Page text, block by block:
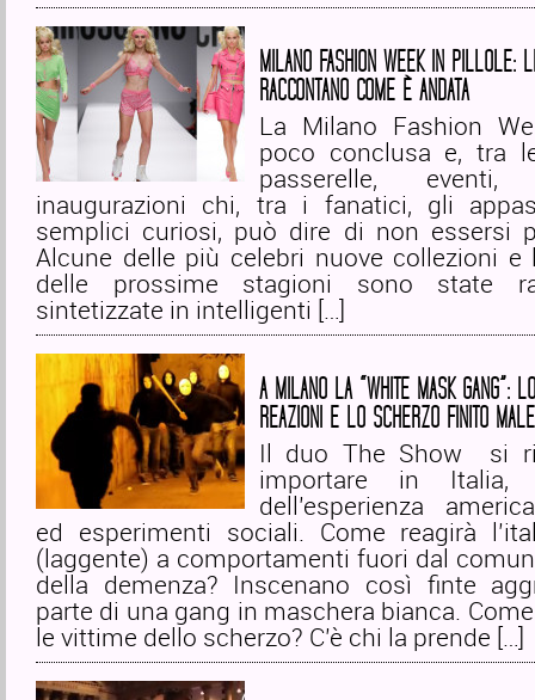
MILANO FASHION WEEK IN PILLOLE:
RACCONTANO COME È ANDATA
La Milano Fashion
poco conclusa e, tra
passerelle,
inaugurazioni chi, tra i fanatici, gli
semplici curiosi, può dire di non essersi
Alcune delle più celebri nuove collezioni e
delle prossime stagioni sono state
sintetizzate in intelligenti […]
A MILANO LA “WHITE MASK GANG”:
REAZIONI E LO SCHERZO FINITO MALE
Il duo The Show si
importare in Italia,
dell’esperienza
ed esperimenti sociali. Come reagirà
(laggente) a comportamenti fuori dal
della demenza? Inscenano così finte
parte di una gang in maschera bianca.
le vittime dello scherzo? C’è chi la prende […]